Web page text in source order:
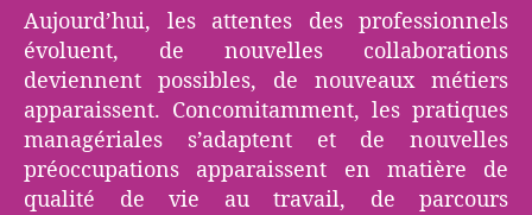
Aujourd’hui, les attentes des professionnels
évoluent, de nouvelles collaborations
deviennent possibles, de nouveaux métiers
apparaissent. Concomitamment, les pratiques
managériales s’adaptent et de nouvelles
préoccupations apparaissent en matière de
qualité de vie au travail, de parcours